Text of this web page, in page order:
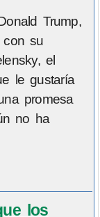
Trump,
con su
el
le gustaría
promesa
no ha
los